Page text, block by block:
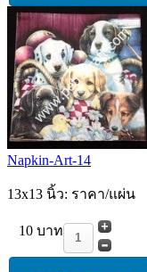
Napkin-Art-14
13x13 นิ้ว: ราคา/แผ่น
10 บาท